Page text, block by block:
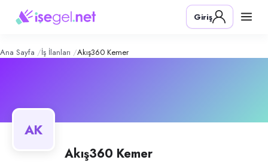
Kemer – Şirket Profili
Konum:
Akış360 Kemer, Antalya Kemer bölgesinde konaklama ve tesis
Giriş
Ana Sayfa İş İlanları Akış360 Kemer
AK
Akış360 Kemer